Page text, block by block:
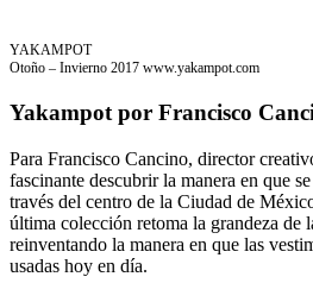
YAKAMPOT
Otoño – Invierno 2017 www.yakampot.com
Yakampot por Francisco
Para Francisco Cancino, director
fascinante descubrir la manera en que
través del centro de la Ciudad de
última colección retoma la grandeza de
reinventando la manera en que las
usadas hoy en día.